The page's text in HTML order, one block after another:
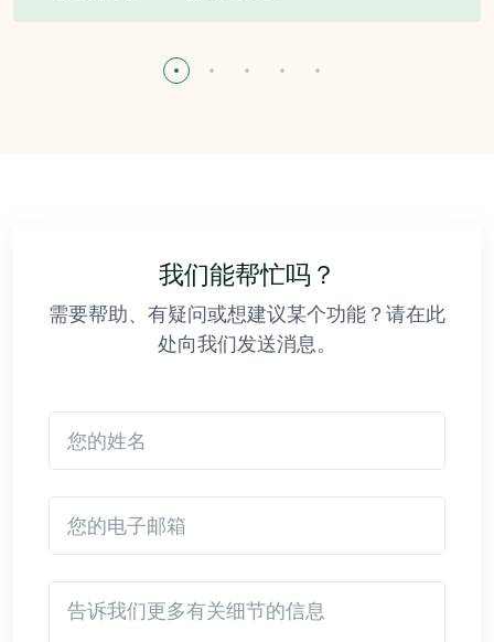
我们能帮忙吗？
需要帮助、有疑问或想建议某个功能？请在此
处向我们发送消息。